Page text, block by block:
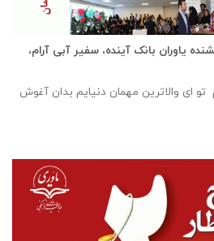
بخشنده یاوران بانک آینده، سفیر آبی آرام،
تو ای والاترین مهمان دنیایم بدان آغوش